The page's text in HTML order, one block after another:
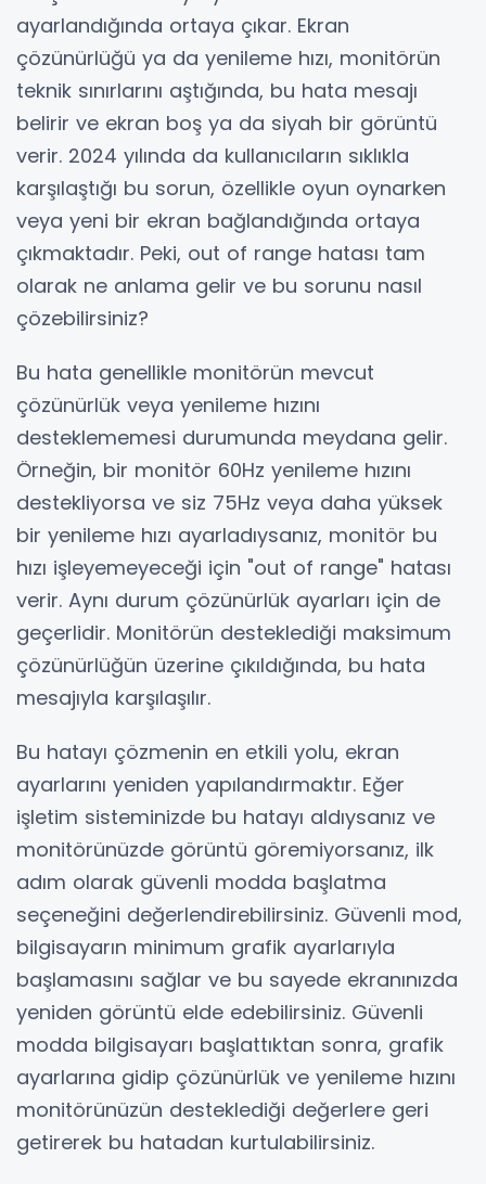
ayarlandığında ortaya çıkar. Ekran
çözünürlüğü ya da yenileme hızı, monitörün
teknik sınırlarını aştığında, bu hata mesajı
belirir ve ekran boş ya da siyah bir görüntü
verir. 2024 yılında da kullanıcıların sıklıkla
karşılaştığı bu sorun, özellikle oyun oynarken
veya yeni bir ekran bağlandığında ortaya
çıkmaktadır. Peki, out of range hatası tam
olarak ne anlama gelir ve bu sorunu nasıl
çözebilirsiniz?
Bu hata genellikle monitörün mevcut
çözünürlük veya yenileme hızını
desteklememesi durumunda meydana gelir.
Örneğin, bir monitör 60Hz yenileme hızını
destekliyorsa ve siz 75Hz veya daha yüksek
bir yenileme hızı ayarladıysanız, monitör bu
hızı işleyemeyeceği için "out of range" hatası
verir. Aynı durum çözünürlük ayarları için de
geçerlidir. Monitörün desteklediği maksimum
çözünürlüğün üzerine çıkıldığında, bu hata
mesajıyla karşılaşılır.
Bu hatayı çözmenin en etkili yolu, ekran
ayarlarını yeniden yapılandırmaktır. Eğer
işletim sisteminizde bu hatayı aldıysanız ve
monitörünüzde görüntü göremiyorsanız, ilk
adım olarak güvenli modda başlatma
seçeneğini değerlendirebilirsiniz. Güvenli mod,
bilgisayarın minimum grafik ayarlarıyla
başlamasını sağlar ve bu sayede ekranınızda
yeniden görüntü elde edebilirsiniz. Güvenli
modda bilgisayarı başlattıktan sonra, grafik
ayarlarına gidip çözünürlük ve yenileme hızını
monitörünüzün desteklediği değerlere geri
getirerek bu hatadan kurtulabilirsiniz.